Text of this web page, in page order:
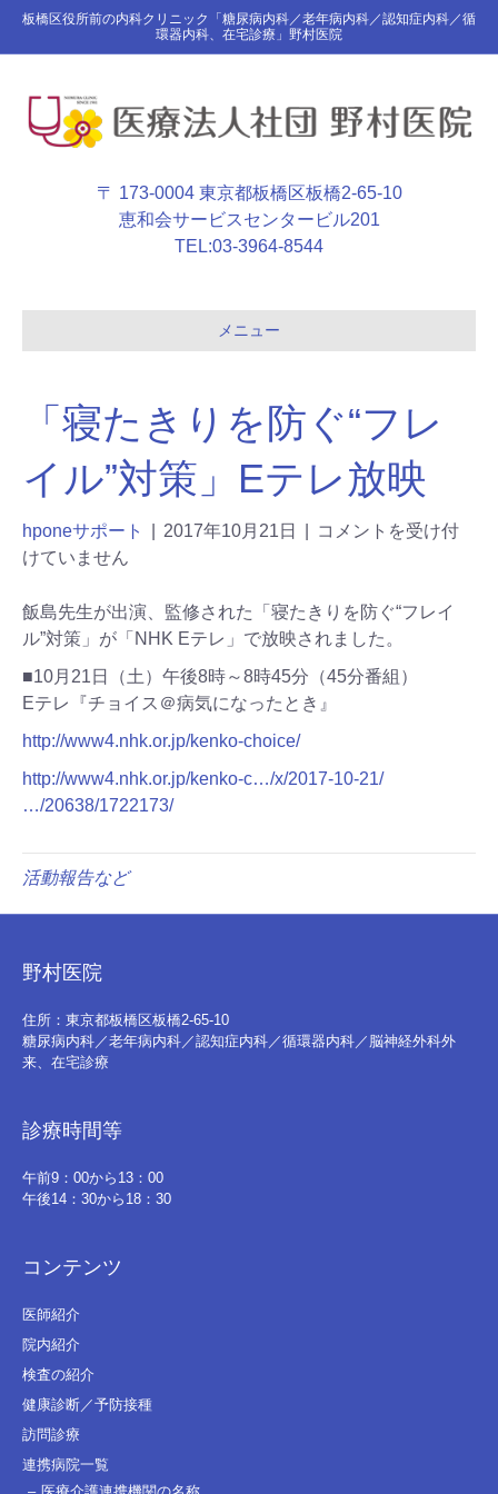
板橋区役所前の内科クリニック「糖尿病内科／老年病内科／認知症内科／循
環器内科、在宅診療」野村医院
〒 173-0004 東京都板橋区板橋2-65-10
恵和会サービスセンタービル201
TEL:03-3964-8544
メニュー
「寝たきりを防ぐ“フレ
イル”対策」Eテレ放映
hponeサポート 2017年10月21日
コメントを受け付
けていません
飯島先生が出演、監修された「寝たきりを防ぐ“フレイ
ル”対策」が「NHK Eテレ」で放映されました。
■10月21日（土）午後8時～8時45分（45分番組）
Eテレ『チョイス＠病気になったとき』
http://www4.nhk.or.jp/kenko-choice/
http://www4.nhk.or.jp/kenko-c…/x/2017-10-21/
…/20638/1722173/
活動報告など
野村医院
住所：東京都板橋区板橋2-65-10
糖尿病内科／老年病内科／認知症内科／循環器内科／脳神経外科外
来、在宅診療
診療時間等
午前9：00から13：00
午後14：30から18：30
コンテンツ
医師紹介
院内紹介
検査の紹介
健康診断／予防接種
訪問診療
連携病院一覧